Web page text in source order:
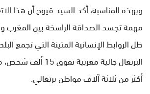
وبهذه المناسبة، أكد السيد قيوح أن هذا
مهمة تجسد الصداقة الراسخة بين المغرب
ظل الروابط الإنسانية المتينة التي تجمع
البرتغال جالية
أكثر من ثلاثة آلاف مواطن برتغالي.